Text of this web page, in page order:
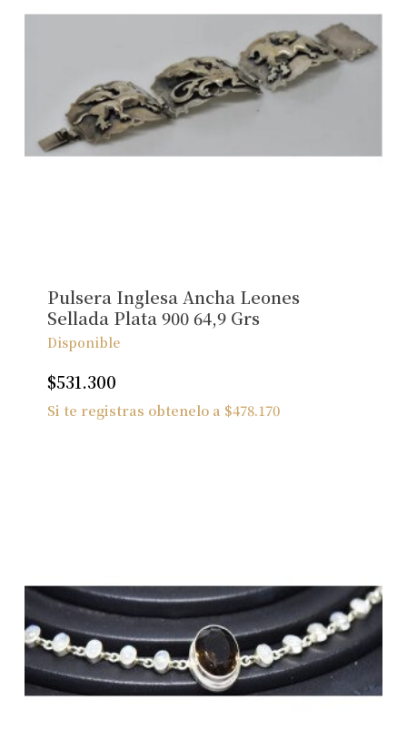
Pulsera Inglesa Ancha Leones
Sellada Plata 900 64,9 Grs
Disponible
$531.300
Si te registras obtenelo a $478.170